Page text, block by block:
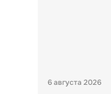
6 августа 2026